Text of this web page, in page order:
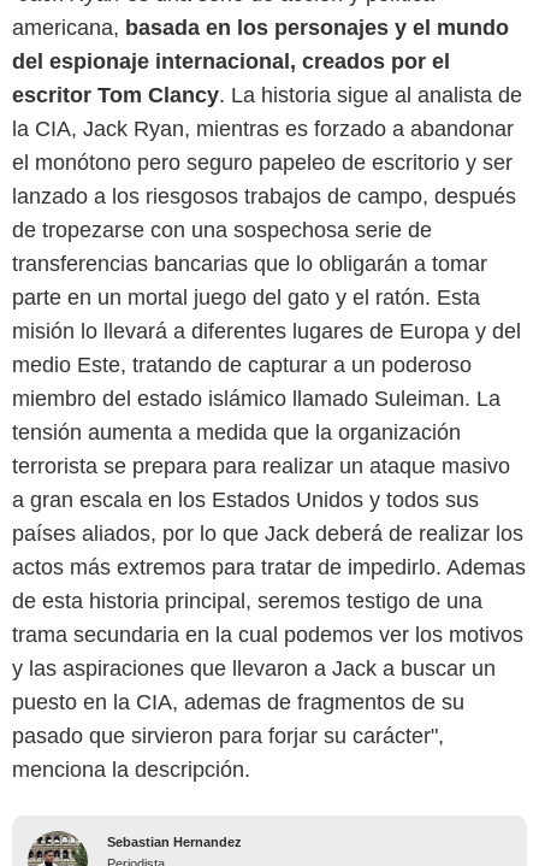
americana, basada en los personajes y el mundo
del espionaje internacional, creados por el
escritor Tom Clancy. La historia sigue al analista de
la CIA, Jack Ryan, mientras es forzado a abandonar
el monótono pero seguro papeleo de escritorio y ser
lanzado a los riesgosos trabajos de campo, después
de tropezarse con una sospechosa serie de
transferencias bancarias que lo obligarán a tomar
parte en un mortal juego del gato y el ratón. Esta
misión lo llevará a diferentes lugares de Europa y del
medio Este, tratando de capturar a un poderoso
miembro del estado islámico llamado Suleiman. La
tensión aumenta a medida que la organización
terrorista se prepara para realizar un ataque masivo
a gran escala en los Estados Unidos y todos sus
países aliados, por lo que Jack deberá de realizar los
actos más extremos para tratar de impedirlo. Ademas
de esta historia principal, seremos testigo de una
trama secundaria en la cual podemos ver los motivos
y las aspiraciones que llevaron a Jack a buscar un
puesto en la CIA, ademas de fragmentos de su
pasado que sirvieron para forjar su carácter",
menciona la descripción.
Sebastian Hernandez